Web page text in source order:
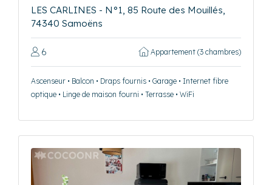
LES CARLINES - N°1, 85 Route des Mouillés,
74340 Samoëns
6 Appartement (3 chambres)
Ascenseur • Balcon • Draps fournis • Garage • Internet fibre
optique • Linge de maison fourni • Terrasse • WiFi